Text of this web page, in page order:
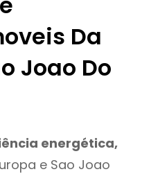
Da
Joao Do
energética,
e Sao Joao